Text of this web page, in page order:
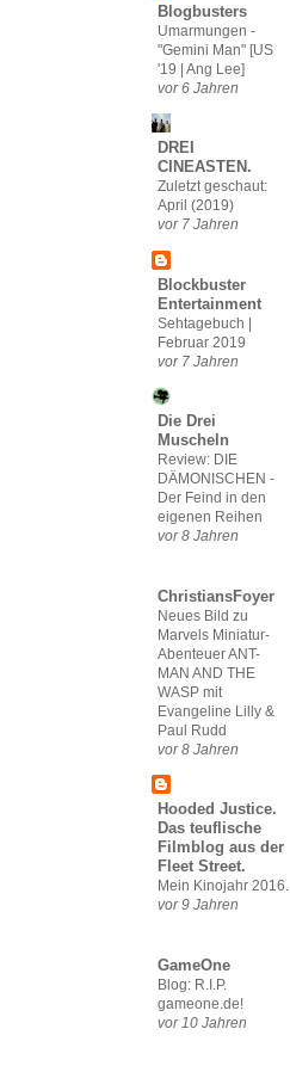
Blogbusters
Umarmungen -
"Gemini Man" [US
'19 | Ang Lee]
vor 6 Jahren
DREI
CINEASTEN.
Zuletzt geschaut:
April (2019)
vor 7 Jahren
Blockbuster
Entertainment
Sehtagebuch |
Februar 2019
vor 7 Jahren
Die Drei
Muscheln
Review: DIE
DÄMONISCHEN -
Der Feind in den
eigenen Reihen
vor 8 Jahren
ChristiansFoyer
Neues Bild zu
Marvels Miniatur-
Abenteuer ANT-
MAN AND THE
WASP mit
Evangeline Lilly &
Paul Rudd
vor 8 Jahren
Hooded Justice.
Das teuflische
Filmblog aus der
Fleet Street.
Mein Kinojahr 2016.
vor 9 Jahren
GameOne
Blog: R.I.P.
gameone.de!
vor 10 Jahren